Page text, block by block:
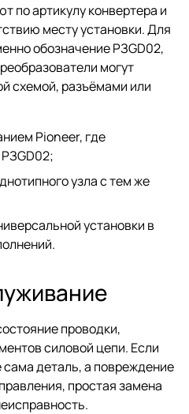
по артикулу конвертера и
месту установки. Для
обозначение PЗGD02,
могут
схемой, разъёмами или
Pioneer, где
узла с тем же
установки в
проводки,
силовой цепи. Если
сама деталь, а повреждение
простая замена